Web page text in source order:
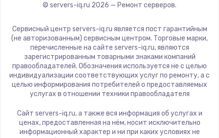
© servers-iq.ru 2026 — Ремонт серверов.
Сервисный центр servers-iq.ru является пост гарантийным
(не авторизованным) сервисным центром. Торговые марки,
перечисленные на сайте servers-iq.ru, являются
зарегистрированным товарными знаками компаний
правообладателей. Обозначения используется не с целью
индивидуализации соответствующих услуг по ремонту, а с
целью информирования потребителей о предоставляемых
услугах в отношении техники правообладателя
Сайт servers-iq.ru, а также вся информация об услугах и
ценах, предоставленная на нём, носит исключительно
информационный характер и ни при каких условиях не